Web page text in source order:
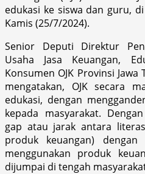
edukasi ke siswa dan guru,
Kamis (25/7/2024).
Senior Deputi Direktur
Usaha Jasa Keuangan,
Konsumen OJK Provinsi
mengatakan, OJK secara
edukasi, dengan
kepada masyarakat.
gap atau jarak antara
produk keuangan)
menggunakan produk
dijumpai di tengah